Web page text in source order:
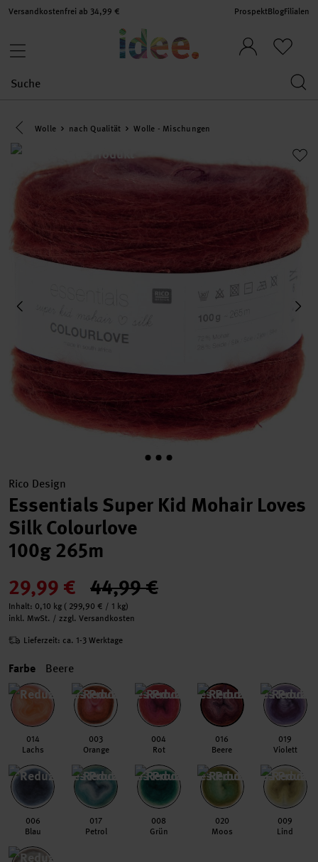
Versandkostenfrei ab 34,99 € ProspektBlogFilialen
Eine Kategorie zurück navigieren
Wolle nach Qualität Wolle - Mischungen
Rico Design
Essentials Super Kid Mohair Loves
Silk Colourlove
100g 265m
29,99 € 44,99 €
Inhalt: 0,10 kg ( 299,90 € / 1 kg)
inkl. MwSt. / zzgl. Versandkosten
Lieferzeit: ca. 1-3 Werktage
Farbe Beere
014
Lachs
003
Orange
004
Rot
016
Beere
019
Violett
006
Blau
017
Petrol
008
Grün
020
Moos
009
Lind